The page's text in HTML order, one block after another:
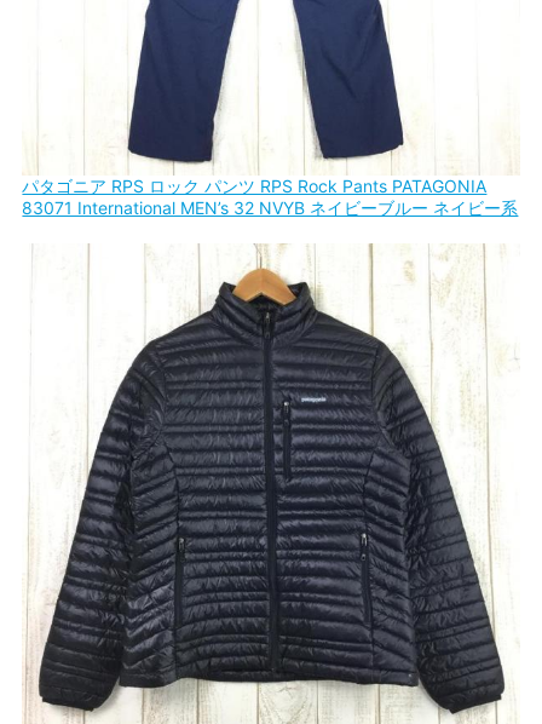
パタゴニア RPS ロック パンツ RPS Rock Pants PATAGONIA
83071 International MEN’s 32 NVYB ネイビーブルー ネイビー系